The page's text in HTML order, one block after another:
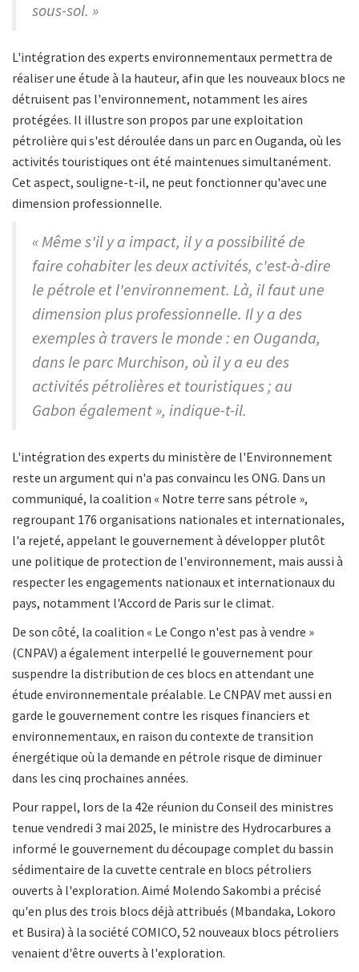
sous-sol. »
L'intégration des experts environnementaux permettra de
réaliser une étude à la hauteur, afin que les nouveaux blocs ne
détruisent pas l'environnement, notamment les aires
protégées. Il illustre son propos par une exploitation
pétrolière qui s'est déroulée dans un parc en Ouganda, où les
activités touristiques ont été maintenues simultanément.
Cet aspect, souligne-t-il, ne peut fonctionner qu'avec une
dimension professionnelle.
« Même s'il y a impact, il y a possibilité de
faire cohabiter les deux activités, c'est-à-dire
le pétrole et l'environnement. Là, il faut une
dimension plus professionnelle. Il y a des
exemples à travers le monde : en Ouganda,
dans le parc Murchison, où il y a eu des
activités pétrolières et touristiques ; au
Gabon également », indique-t-il.
L'intégration des experts du ministère de l'Environnement
reste un argument qui n'a pas convaincu les ONG. Dans un
communiqué, la coalition « Notre terre sans pétrole »,
regroupant 176 organisations nationales et internationales,
l'a rejeté, appelant le gouvernement à développer plutôt
une politique de protection de l'environnement, mais aussi à
respecter les engagements nationaux et internationaux du
pays, notamment l'Accord de Paris sur le climat.
De son côté, la coalition « Le Congo n'est pas à vendre »
(CNPAV) a également interpellé le gouvernement pour
suspendre la distribution de ces blocs en attendant une
étude environnementale préalable. Le CNPAV met aussi en
garde le gouvernement contre les risques financiers et
environnementaux, en raison du contexte de transition
énergétique où la demande en pétrole risque de diminuer
dans les cinq prochaines années.
Pour rappel, lors de la 42e réunion du Conseil des ministres
tenue vendredi 3 mai 2025, le ministre des Hydrocarbures a
informé le gouvernement du découpage complet du bassin
sédimentaire de la cuvette centrale en blocs pétroliers
ouverts à l'exploration. Aimé Molendo Sakombi a précisé
qu'en plus des trois blocs déjà attribués (Mbandaka, Lokoro
et Busira) à la société COMICO, 52 nouveaux blocs pétroliers
venaient d'être ouverts à l'exploration.